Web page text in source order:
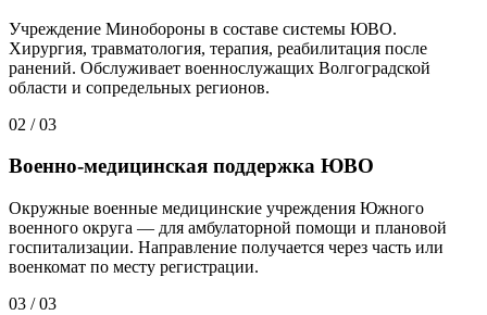
Учреждение Минобороны в составе системы ЮВО.
Хирургия, травматология, терапия, реабилитация после
ранений. Обслуживает военнослужащих Волгоградской
области и сопредельных регионов.
02 /03
Военно-медицинская поддержка ЮВО
Окружные военные медицинские учреждения Южного
военного округа — для амбулаторной помощи и плановой
госпитализации. Направление получается через часть или
военкомат по месту регистрации.
03 /03